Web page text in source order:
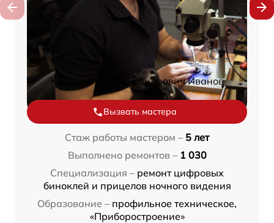
Константин Александрович Иванов
Вызвать мастера
Стаж работы мастером – 5 лет
Выполнено ремонтов – 1 030
Специализация – ремонт цифровых
биноклей и прицелов ночного видения
Образование – профильное техническое,
«Приборостроение»